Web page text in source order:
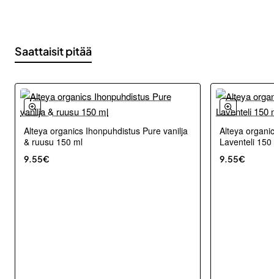
Saattaisit pitää
Alteya organics Ihonpuhdistus Pure vanilja
& ruusu 150 ml
9.55€
Alteya
Laventeli 150
9.55€